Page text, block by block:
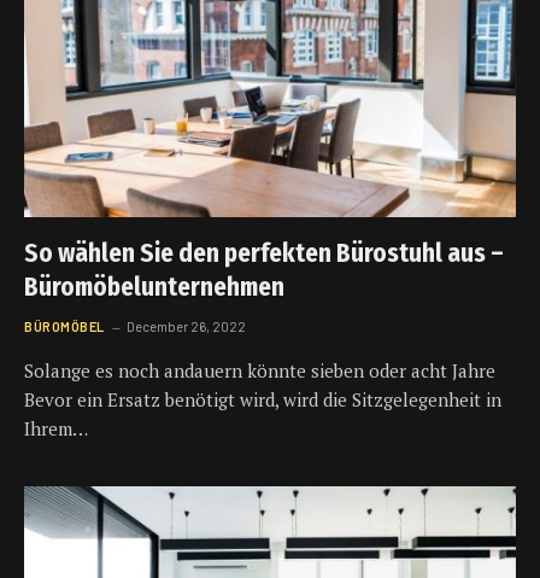
So wählen Sie den perfekten Bürostuhl aus –
Büromöbelunternehmen
BÜROMÖBEL December 26, 2022
Solange es noch andauern könnte sieben oder acht Jahre
Bevor ein Ersatz benötigt wird, wird die Sitzgelegenheit in
Ihrem…